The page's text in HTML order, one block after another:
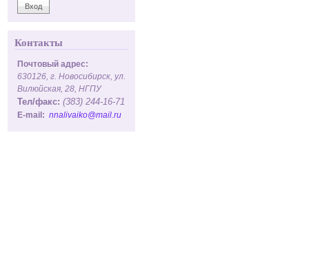
Контакты
Почтовый адрес:
630126, г. Новосибирск, ул.
Вилюйская, 28, НГПУ
Тел/факс: (383) 244-16-71
E-mail: nnalivaiko@mail.ru